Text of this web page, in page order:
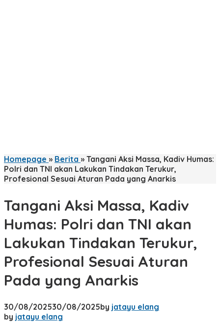
Homepage » Berita » Tangani Aksi Massa, Kadiv Humas:
Polri dan TNI akan Lakukan Tindakan Terukur,
Profesional Sesuai Aturan Pada yang Anarkis
Tangani Aksi Massa, Kadiv
Humas: Polri dan TNI akan
Lakukan Tindakan Terukur,
Profesional Sesuai Aturan
Pada yang Anarkis
30/08/202530/08/2025by jatayu elang
by jatayu elang